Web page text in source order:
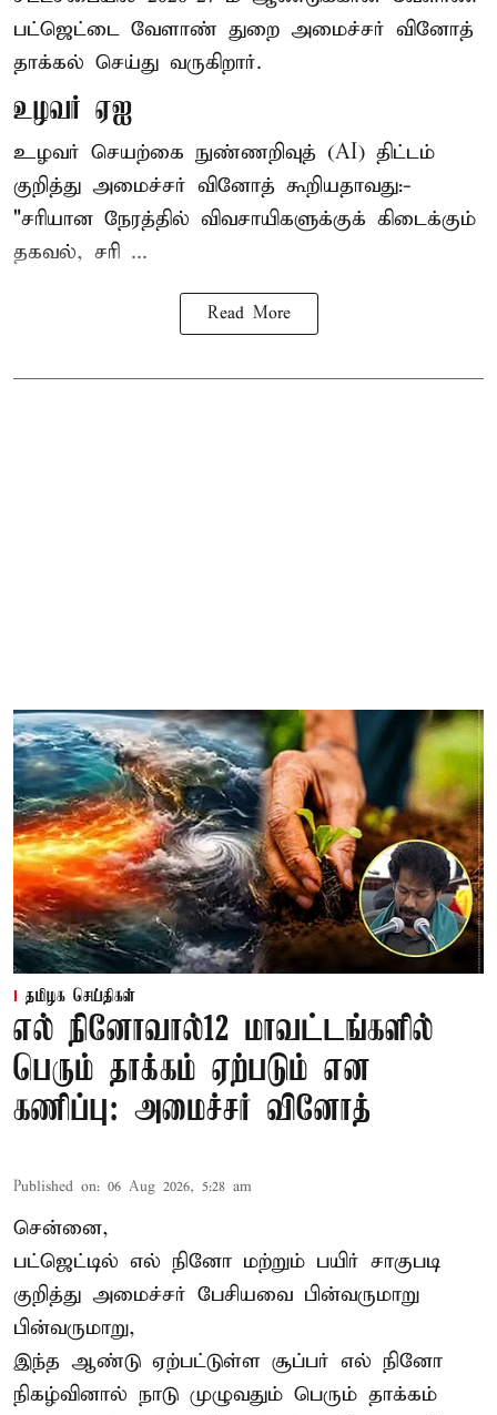
பட்ஜெட்டை வேளாண் துறை அமைச்சர் வினோத்
தாக்கல் செய்து வருகிறார்.
உழவர் ஏஐ
உழவர் செயற்கை நுண்ணறிவுத் (AI) திட்டம்
குறித்து அமைச்சர் வினோத் கூறியதாவது:-
"சரியான நேரத்தில் விவசாயிகளுக்குக் கிடைக்கும்
தகவல், சரி ...
Read More
தமிழக செய்திகள்
எல் நினோவால்12 மாவட்டங்களில்
பெரும் தாக்கம் ஏற்படும் என
கணிப்பு: அமைச்சர் வினோத்
Published on: 06 Aug 2026, 5:28 am
சென்னை,
பட்ஜெட்டில் எல் நினோ மற்றும் பயிர் சாகுபடி
குறித்து அமைச்சர் பேசியவை பின்வருமாறு
பின்வருமாறு,
இந்த ஆண்டு ஏற்பட்டுள்ள சூப்பர் எல் நினோ
நிகழ்வினால் நாடு முழுவதும் பெரும் தாக்கம்